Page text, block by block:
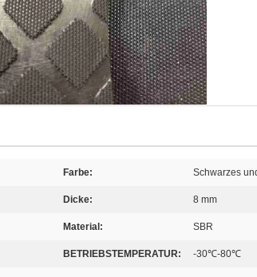
Farbe: Schwarzes
Dicke: 8 mm
Material: SBR
BETRIEBSTEMPERATUR: -30℃-80℃